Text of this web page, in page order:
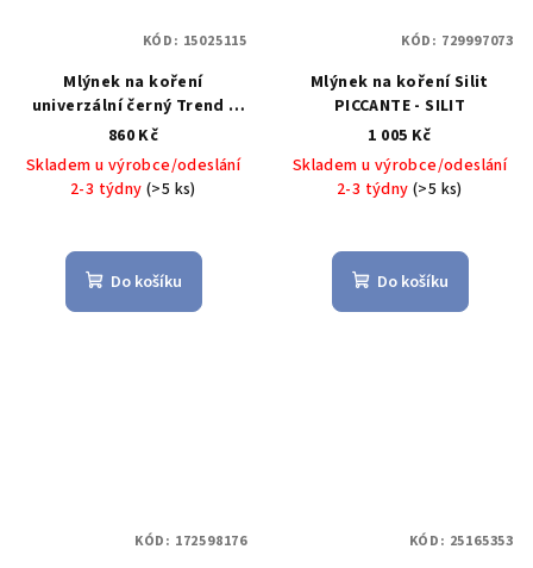
Mlýnek na koření
univerzální černý Trend -
WMF
860 Kč
Skladem u výrobce/odeslání
2-3 týdny(>5 ks)
Do košíku
KÓD: 15025115
Mlýnek na koření Silit
PICCANTE - SILIT
1 005 Kč
Skladem u výrobce/odeslání
2-3 týdny(>5 ks)
Do košíku
KÓD: 729997073
KÓD: 172598176 KÓD: 25165353